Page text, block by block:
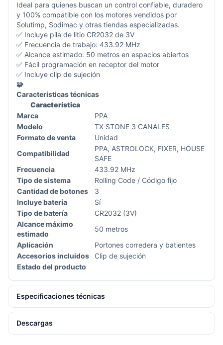
Ideal para quienes buscan un control confiable, duradero
y 100% compatible con los motores vendidos por
Solutimp, Sodimac y otras tiendas especializadas.
✅ Incluye pila de litio CR2032 de 3V
✅ Frecuencia de trabajo: 433.92 MHz
✅ Alcance estimado: 50 metros en espacios abiertos
✅ Fácil programación en receptor del motor
✅ Incluye clip de sujeción
🧩
Características técnicas
Característica
Marca
PPA
Modelo
TX STONE 3 CANALES
Formato de venta
Unidad
Compatibilidad
PPA, ASTROLOCK, FIXER, HOUSE
SAFE
Frecuencia
433.92 MHz
Tipo de sistema
Rolling Code / Código fijo
Cantidad de botones
3
Incluye batería
Sí
Tipo de batería
CR2032 (3V)
Alcance máximo
estimado
50 metros
Aplicación
Portones corredera y batientes
Accesorios incluidos
Clip de sujeción
Estado del producto
Especificaciones técnicas
Descargas